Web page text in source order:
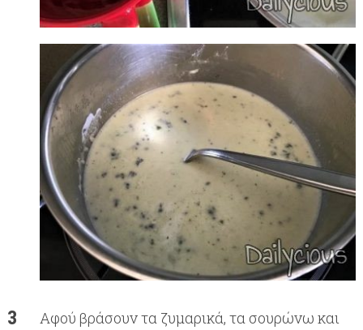
Αφού βράσουν τα ζυμαρικά, τα σουρώνω και